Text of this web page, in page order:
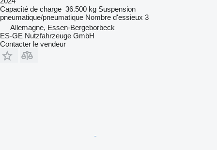
Capacité de charge 36.500 kg Suspension
pneumatique/pneumatique Nombre d'essieux 3
Allemagne, Essen-Bergeborbeck
ES-GE Nutzfahrzeuge GmbH
Contacter le vendeur